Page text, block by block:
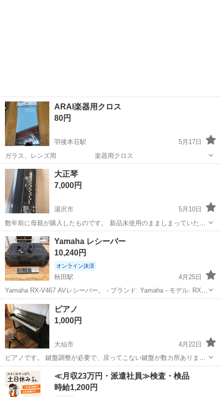
ARAI楽器用クロス
80円
羽後本荘駅
5月17日
ガラス、レンズ用 楽器用クロス
秋田 由利本荘市
大正琴
7,000円
湯沢市
5月10日
数年前に母親が購入したものです。 新品未使用のまましまっていたも
のになります。 母親はもう使わないと言っていたので出品します。 値
段交渉はお気軽に連絡下さい！！
秋田 湯沢市
Yamaha レシーバー
10,240円
オンライン決済
秋田駅
4月25日
Yamaha RX-V467 AVレシーバー。 - ブランド: Yamaha - モデル: RX-
V467 - インピーダンス: 6Ω - 定格入力: 40W - 最大入力: 110W -サイズ
(cm): 43×32×15...
秋田 秋田市
ピアノ
1,000円
大仙市
4月22日
ピアノです。 鍵盤調整が必要で、戻ってこない鍵盤が数カ所ありま
す。 だいぶ古い物だということをご理解の上、ご購入ください。 かな
り重いたら思うので、2人以上でお越しください。 よろしくお願いし
ます🥺
秋田 大仙市 鍵盤楽器、ピアノ 鍵盤
≪月収23万円・派遣社員≫検査・検品
時給1,200円